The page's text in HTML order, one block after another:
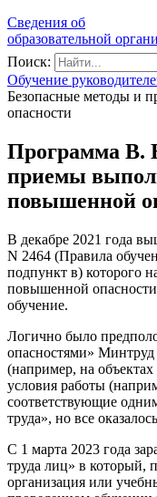
Сведения об
образовательной
Поиск:
Обучение
Безопасные методы и
опасности
Программа В.
приемы
повышенной
В декабре 2021 года
N 2464 (Правила
подпункт в) которого
повышенной
обучение.
Логично было
опасностями» Минтруд
(например, на
условия работы
соответствующие
труда», но все
С 1 марта 2023 года
труда лиц» в который,
организация или